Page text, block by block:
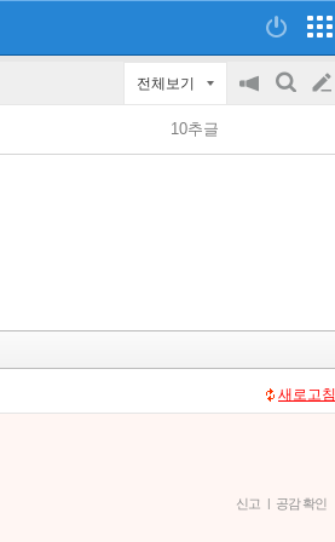
전체보기
공
on/off
검
글
쓰
10추글
새로고침
신고 | 공감 확인